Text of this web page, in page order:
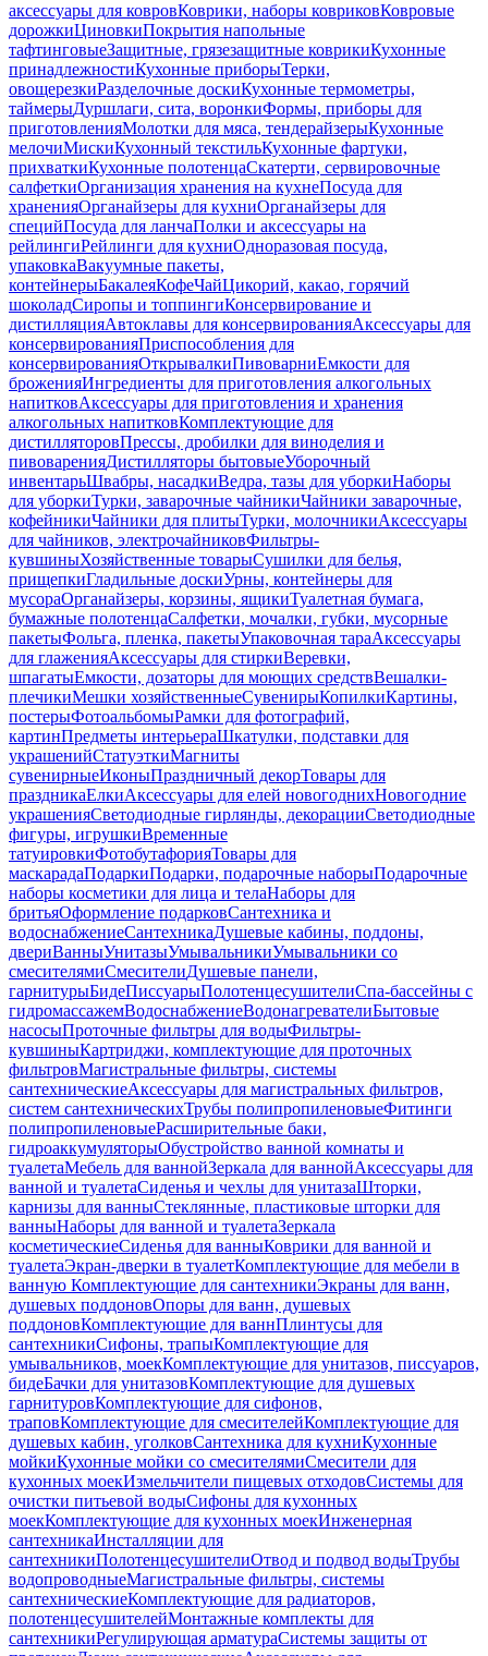
аксессуары для ковровКоврики, наборы ковриковКовровые
дорожкиЦиновкиПокрытия напольные
тафтинговыеЗащитные, грязезащитные коврикиКухонные
принадлежностиКухонные приборыТерки,
овощерезкиРазделочные доскиКухонные термометры,
таймерыДуршлаги, сита, воронкиФормы, приборы для
приготовленияМолотки для мяса, тендерайзерыКухонные
мелочиМискиКухонный текстильКухонные фартуки,
прихваткиКухонные полотенцаСкатерти, сервировочные
салфеткиОрганизация хранения на кухнеПосуда для
храненияОрганайзеры для кухниОрганайзеры для
специйПосуда для ланчаПолки и аксессуары на
рейлингиРейлинги для кухниОдноразовая посуда,
упаковкаВакуумные пакеты,
контейнерыБакалеяКофеЧайЦикорий, какао, горячий
шоколадСиропы и топпингиКонсервирование и
дистилляцияАвтоклавы для консервированияАксессуары для
консервированияПриспособления для
консервированияОткрывалкиПивоварниЕмкости для
броженияИнгредиенты для приготовления алкогольных
напитковАксессуары для приготовления и хранения
алкогольных напитковКомплектующие для
дистилляторовПрессы, дробилки для виноделия и
пивоваренияДистилляторы бытовыеУборочный
инвентарьШвабры, насадкиВедра, тазы для уборкиНаборы
для уборкиТурки, заварочные чайникиЧайники заварочные,
кофейникиЧайники для плитыТурки, молочникиАксессуары
для чайников, электрочайниковФильтры-
кувшиныХозяйственные товарыСушилки для белья,
прищепкиГладильные доскиУрны, контейнеры для
мусораОрганайзеры, корзины, ящикиТуалетная бумага,
бумажные полотенцаСалфетки, мочалки, губки, мусорные
пакетыФольга, пленка, пакетыУпаковочная тараАксессуары
для глаженияАксессуары для стиркиВеревки,
шпагатыЕмкости, дозаторы для моющих средствВешалки-
плечикиМешки хозяйственныеСувенирыКопилкиКартины,
постерыФотоальбомыРамки для фотографий,
картинПредметы интерьераШкатулки, подставки для
украшенийСтатуэткиМагниты
сувенирныеИконыПраздничный декорТовары для
праздникаЕлкиАксессуары для елей новогоднихНовогодние
украшенияСветодиодные гирлянды, декорацииСветодиодные
фигуры, игрушкиВременные
татуировкиФотобутафорияТовары для
маскарадаПодаркиПодарки, подарочные наборыПодарочные
наборы косметики для лица и телаНаборы для
бритьяОформление подарковСантехника и
водоснабжениеСантехникаДушевые кабины, поддоны,
двериВанныУнитазыУмывальникиУмывальники со
смесителямиСмесителиДушевые панели,
гарнитурыБидеПиссуарыПолотенцесушителиСпа-бассейны с
гидромассажемВодоснабжениеВодонагревателиБытовые
насосыПроточные фильтры для водыФильтры-
кувшиныКартриджи, комплектующие для проточных
фильтровМагистральные фильтры, системы
сантехническиеАксессуары для магистральных фильтров,
систем сантехническихТрубы полипропиленовыеФитинги
полипропиленовыеРасширительные баки,
гидроаккумуляторыОбустройство ванной комнаты и
туалетаМебель для ваннойЗеркала для ваннойАксессуары для
ванной и туалетаСиденья и чехлы для унитазаШторки,
карнизы для ванныСтеклянные, пластиковые шторки для
ванныНаборы для ванной и туалетаЗеркала
косметическиеСиденья для ванныКоврики для ванной и
туалетаЭкран-дверки в туалетКомплектующие для мебели в
ванную Комплектующие для сантехникиЭкраны для ванн,
душевых поддоновОпоры для ванн, душевых
поддоновКомплектующие для ваннПлинтусы для
сантехникиСифоны, трапыКомплектующие для
умывальников, моекКомплектующие для унитазов, писсуаров,
бидеБачки для унитазовКомплектующие для душевых
гарнитуровКомплектующие для сифонов,
траповКомплектующие для смесителейКомплектующие для
душевых кабин, уголковСантехника для кухниКухонные
мойкиКухонные мойки со смесителямиСмесители для
кухонных моекИзмельчители пищевых отходовСистемы для
очистки питьевой водыСифоны для кухонных
моекКомплектующие для кухонных моекИнженерная
сантехникаИнсталляции для
сантехникиПолотенцесушителиОтвод и подвод водыТрубы
водопроводныеМагистральные фильтры, системы
сантехническиеКомплектующие для радиаторов,
полотенцесушителейМонтажные комплекты для
сантехникиРегулирующая арматураСистемы защиты от